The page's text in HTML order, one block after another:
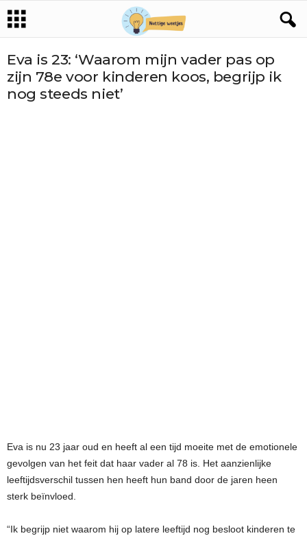
Eva is 23: ‘Waarom mijn vader pas op
zijn 78e voor kinderen koos, begrijp ik
nog steeds niet’
Eva is nu 23 jaar oud en heeft al een tijd moeite met de emotionele
gevolgen van het feit dat haar vader al 78 is. Het aanzienlijke
leeftijdsverschil tussen hen heeft hun band door de jaren heen
sterk beïnvloed.
“Ik begrijp niet waarom hij op latere leeftijd nog besloot kinderen te